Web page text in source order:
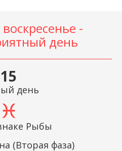
воскресенье -
день
15
день
Рыбы
(Вторая фаза)